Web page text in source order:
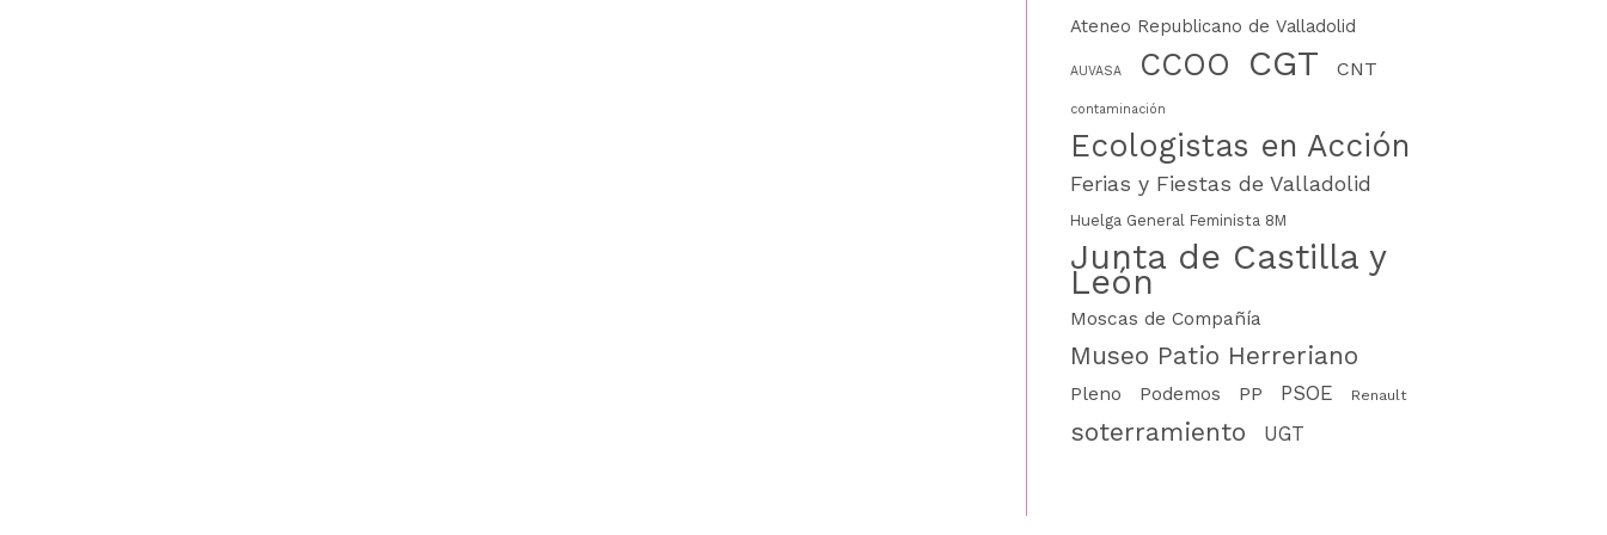
Ateneo Republicano de Valladolid
AUVASA CCOO CGT CNT
contaminación
Ecologistas en Acción
Ferias y Fiestas de Valladolid
Huelga General Feminista 8M
Junta de Castilla y
León
Moscas de Compañía
Museo Patio Herreriano
Pleno Podemos PP PSOE Renault
soterramiento UGT